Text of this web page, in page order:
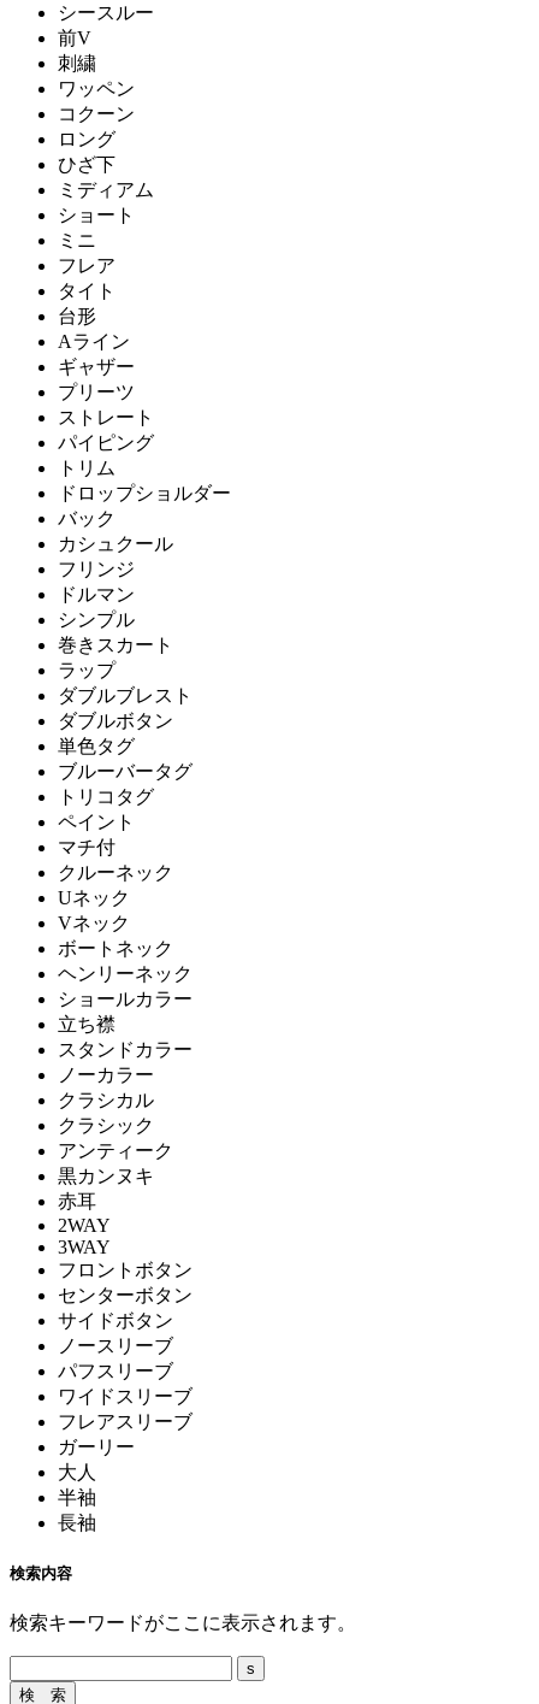
シースルー
前V
刺繍
ワッペン
コクーン
ロング
ひざ下
ミディアム
ショート
ミニ
フレア
タイト
台形
Aライン
ギャザー
プリーツ
ストレート
パイピング
トリム
ドロップショルダー
バック
カシュクール
フリンジ
ドルマン
シンプル
巻きスカート
ラップ
ダブルブレスト
ダブルボタン
単色タグ
ブルーバータグ
トリコタグ
ペイント
マチ付
クルーネック
Uネック
Vネック
ボートネック
ヘンリーネック
ショールカラー
立ち襟
スタンドカラー
ノーカラー
クラシカル
クラシック
アンティーク
黒カンヌキ
赤耳
2WAY
3WAY
フロントボタン
センターボタン
サイドボタン
ノースリーブ
パフスリーブ
ワイドスリーブ
フレアスリーブ
ガーリー
大人
半袖
長袖
検索内容
検索キーワードがここに表示されます。